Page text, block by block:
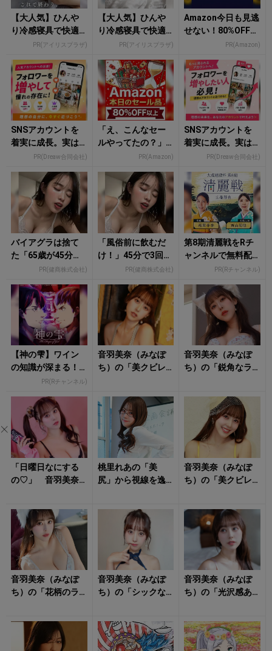
【大人気】ひんや
り冷感寝具で快適
な睡眠をあなた
PR(アイリスプラザ)
【大人気】ひんや
り冷感寝具で快適
な睡眠をあなた
PR(アイリスプラザ)
Amazon今日も見逃
せない！80%OFF以
上が続々登場PR(Amazon)
SNSアカウントを
着実に成長。実は
みんなココ使って
PR(Dreaw合同会社)
「え、こんなセー
ルやってたの？」8
0％OFF以上が続々
気が...
PR(Amazon)
SNSアカウントを
着実に成長。実は
みんなココ使って
PR(Dreaw合同会社)
バイアグラは捨て
た「65歳が45分で3
回戦も余裕」1日31
調！
PR(健商株式会社)
「風俗前に飲むだ
け！」45分で3回戦
も余裕！980円で朝
PR(健商株式会社)
第8期清麗戦をRチ
ャンネルで無料配
PR(Rチャンネル)
【神の雫】ワイン
の知識が深まる！
無料で見るならRチ
PR(Rチャンネル)
音羽美奈（みなぽ
ち）の「美クビレ
中！
音羽美奈（みなぽ
ち）の「鋭角なラ
「日曜日なにする
の♡」 音羽美奈
撃ち抜かれる！
桃里れあの「美
尻」から視線を逸
音羽美奈（みなぽ
ち）の「美クビレ
音羽美奈（みなぽ
ち）の「花柄のラ
音羽美奈（みなぽ
ち）の「シックな
する！
音羽美奈（みなぽ
ち）の「光沢感あ